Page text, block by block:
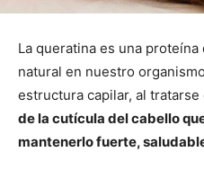
La queratina es una
natural en nuestro
estructura capilar, al tratarse
de la cutícula del cabello
mantenerlo fuerte,